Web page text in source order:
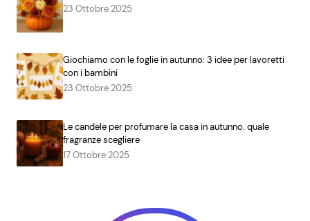
23 Ottobre 2025
Giochiamo con le foglie in autunno: 3 idee per lavoretti
con i bambini
23 Ottobre 2025
Le candele per profumare la casa in autunno: quale
fragranze scegliere
17 Ottobre 2025